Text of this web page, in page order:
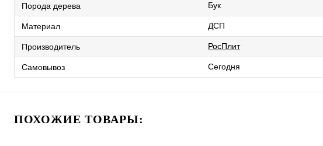
Порода дерева Бук
Материал ДСП
Производитель РосПлит
Самовывоз Сегодня
ПОХОЖИЕ ТОВАРЫ: